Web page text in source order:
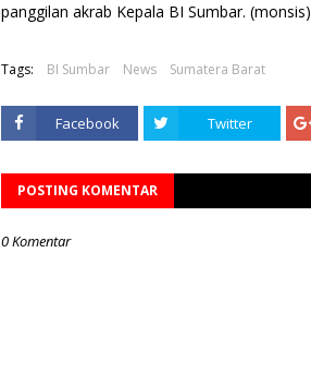
panggilan akrab Kepala BI Sumbar. (monsis)
Tags: BI Sumbar News Sumatera Barat
Facebook Twitter
POSTING KOMENTAR
0 Komentar